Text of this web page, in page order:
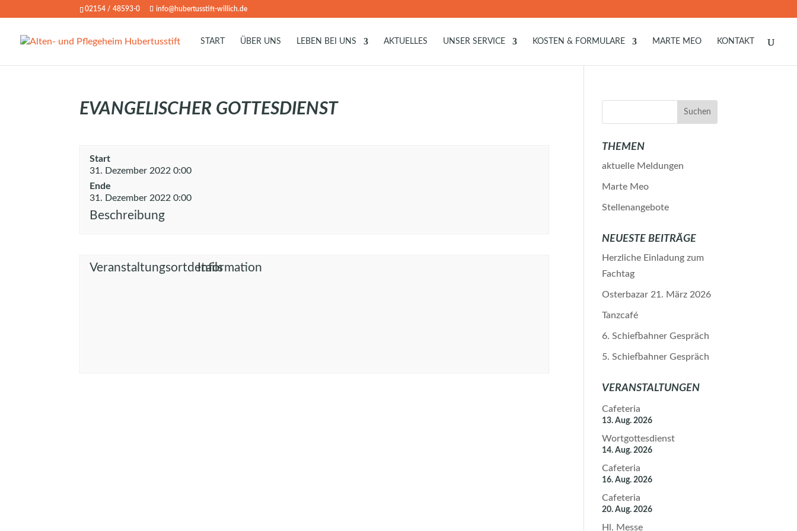
02154 / 48593-0 info@hubertusstift-willich.de
START ÜBER UNS LEBEN BEI UNS AKTUELLES UNSER SERVICE KOSTEN & FORMULARE MARTE MEO KONTAKT
EVANGELISCHER GOTTESDIENST
Start
31. Dezember 2022 0:00
Ende
31. Dezember 2022 0:00
Beschreibung
VeranstaltungsortdetailsInformation
THEMEN
aktuelle Meldungen
Marte Meo
Stellenangebote
NEUESTE BEITRÄGE
Herzliche Einladung zum
Fachtag
Osterbazar 21. März 2026
Tanzcafé
6. Schiefbahner Gespräch
5. Schiefbahner Gespräch
VERANSTALTUNGEN
Cafeteria
13. Aug. 2026
Wortgottesdienst
14. Aug. 2026
Cafeteria
16. Aug. 2026
Cafeteria
20. Aug. 2026
Hl. Messe